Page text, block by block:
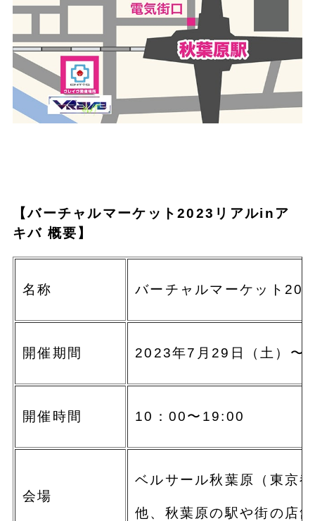
【バーチャルマーケット2023リアルinア
キバ 概要】
名称 バーチャルマーケット
開催期間 2023年7月29日（土）〜
開催時間 10：00〜19:00
会場
ベルサール秋葉原（東京
他、秋葉原の駅や街の店